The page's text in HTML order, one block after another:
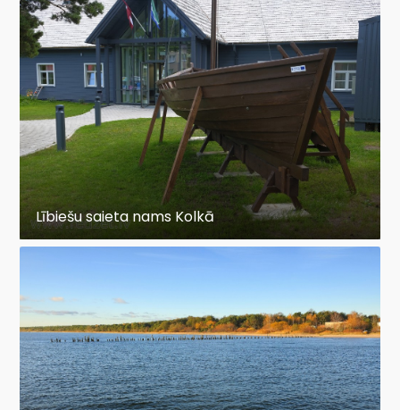
Lībiešu saieta nams Kolkā